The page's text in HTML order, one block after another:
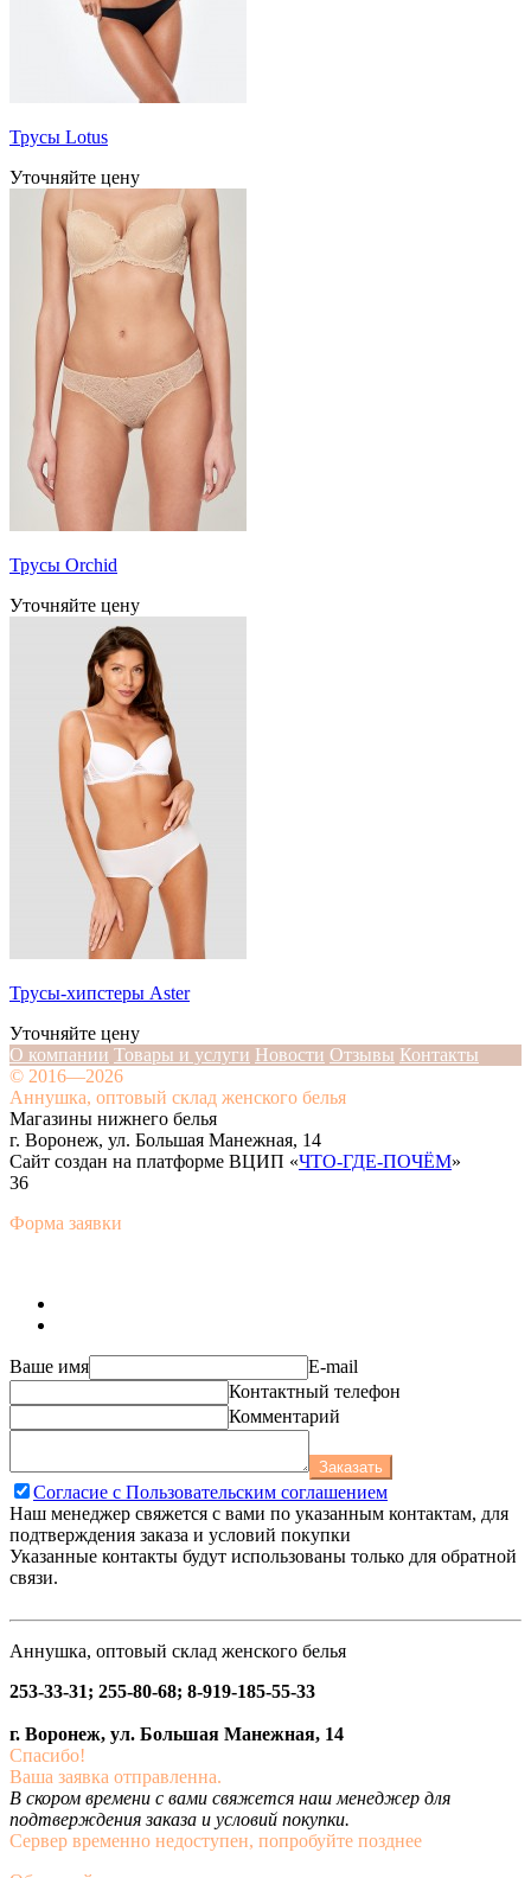
Трусы Lotus
Уточняйте цену
Трусы Orchid
Уточняйте цену
Трусы-хипстеры Aster
Уточняйте цену
О компании Товары и услуги Новости Отзывы Контакты
© 2016—2026
Аннушка, оптовый склад женского белья
Магазины нижнего белья
г. Воронеж, ул. Большая Манежная, 14
Сайт создан на платформе ВЦИП «ЧТО-ГДЕ-ПОЧЁМ»
36
Форма заявки
Ваше имя
E-mail
Контактный телефон
Комментарий
Заказать
Согласие с Пользовательским соглашением
Наш менеджер свяжется с вами по указанным контактам, для
подтверждения заказа и условий покупки
Указанные контакты будут использованы только для обратной
связи.
Аннушка, оптовый склад женского белья
253-33-31; 255-80-68; 8-919-185-55-33
г. Воронеж, ул. Большая Манежная, 14
Спасибо!
Ваша заявка отправленна.
В скором времени с вами свяжется наш менеджер для
подтверждения заказа и условий покупки.
Сервер временно недоступен, попробуйте позднее